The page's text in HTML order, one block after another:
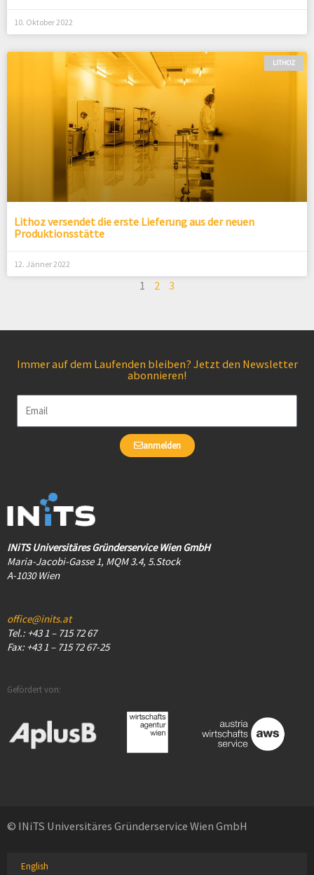
10. Oktober 2022
LITHOZ
Lithoz versendet die erste Lieferung aus der neuen
Produktionsstätte
12. Jänner 2022
1 2 3
Immer auf dem Laufenden bleiben? Jetzt den Newsletter
abonnieren!
Email
anmelden
INiTS Universitäres Gründerservice Wien GmbH
Maria-Jacobi-Gasse 1, MQM 3.4, 5.Stock
A-1030 Wien
office@inits.at
Tel.: +43 1 – 715 72 67
Fax: +43 1 – 715 72 67-25
Gefördert von:
© INiTS Universitäres Gründerservice Wien GmbH
English